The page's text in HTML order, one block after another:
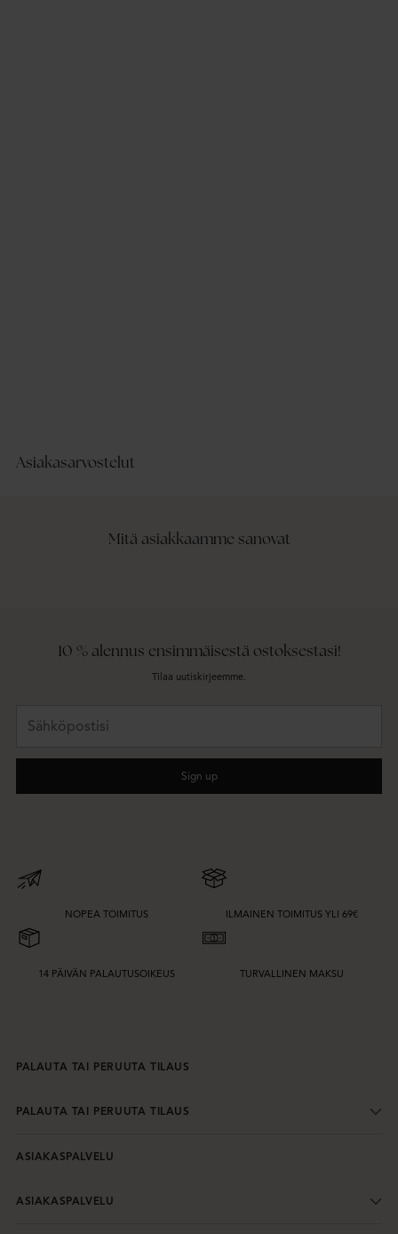
Asiakasarvostelut
Mitä asiakkaamme sanovat
10 % alennus ensimmäisestä ostoksestasi!
Tilaa uutiskirjeemme.
Sign up
NOPEA TOIMITUS ILMAINEN TOIMITUS YLI 69€
14 PÄIVÄN PALAUTUSOIKEUS TURVALLINEN MAKSU
PALAUTA TAI PERUUTA TILAUS
PALAUTA TAI PERUUTA TILAUS
ASIAKASPALVELU
ASIAKASPALVELU